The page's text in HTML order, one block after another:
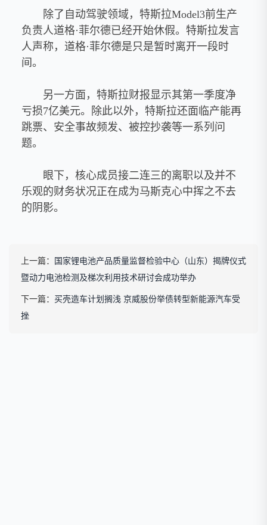
除了自动驾驶领域，特斯拉Model3前生产
负责人道格·菲尔德已经开始休假。特斯拉发言
人声称，道格·菲尔德是只是暂时离开一段时
间。
另一方面，特斯拉财报显示其第一季度净
亏损7亿美元。除此以外，特斯拉还面临产能再
跳票、安全事故频发、被控抄袭等一系列问
题。
眼下，核心成员接二连三的离职以及并不
乐观的财务状况正在成为马斯克心中挥之不去
的阴影。
上一篇：
国家锂电池产品质量监督检验中心（山东）揭牌仪式
暨动力电池检测及梯次利用技术研讨会成功举办
下一篇： 买壳造车计划搁浅 京威股份举债转型新能源汽车受
挫